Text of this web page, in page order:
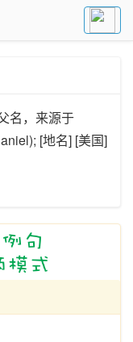
名，来源于
[地名] [美国]